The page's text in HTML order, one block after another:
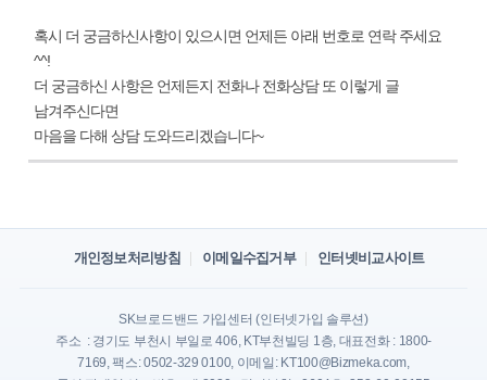
혹시 더 궁금하신사항이 있으시면 언제든 아래 번호로 연락 주세요
^^!
더 궁금하신 사항은 언제든지 전화나 전화상담 또 이렇게 글
남겨주신다면
마음을 다해 상담 도와드리겠습니다~
개인정보처리방침 이메일수집거부 인터넷비교사이트
SK브로드밴드 가입센터 (인터넷가입 솔루션)
주소 : 경기도 부천시 부일로 406, KT부천빌딩 1층, 대표전화 : 1800-
7169, 팩스: 0502-329 0100, 이메일: KT100@Bizmeka.com,